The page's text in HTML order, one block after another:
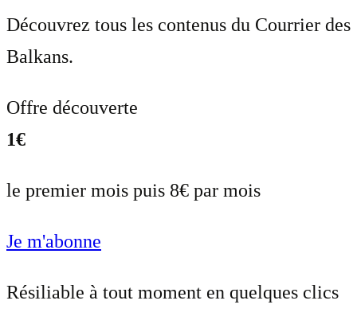
Découvrez tous les contenus du Courrier des
Balkans.
Offre découverte
1€
le premier mois puis 8€ par mois
Je m'abonne
Résiliable à tout moment en quelques clics